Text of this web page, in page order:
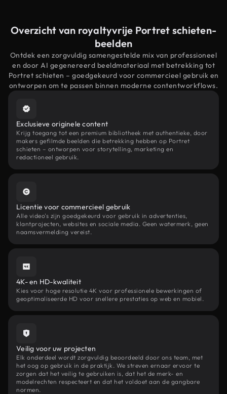
Overzicht van royaltyvrije Portret schieten-
beelden
Ontdek een zorgvuldig samengestelde mix van professioneel
en door AI gegenereerd beeldmateriaal met betrekking tot
Portret schieten – goedgekeurd voor commercieel gebruik en
ontworpen om te passen binnen moderne contentworkflows.
Exclusieve originele content
Krijg toegang tot een premium bibliotheek met authentieke, door
makers gefilmde beelden die betrekking hebben op Portret
schieten – ontworpen voor storytelling, marketing en
redactioneel gebruik.
Licentie voor commercieel gebruik
Alle video's zijn goedgekeurd voor gebruik in advertenties,
klantprojecten, websites en sociale media. Geen watermerk, geen
naamsvermelding vereist.
4K- en HD-kwaliteit
Kies voor hoge resolutie 4K voor professionele bewerkingen of
geoptimaliseerde HD voor snellere prestaties op web en mobiel.
Veilig voor uw projecten
Elk onderdeel wordt zorgvuldig beoordeeld door ons team, met
het oog op gebruik in de praktijk. We streven ernaar ervoor te
zorgen dat het veilig te gebruiken is, dat het de merk- en
modelrechten respecteert en dat het voldoet aan de gangbare
normen.